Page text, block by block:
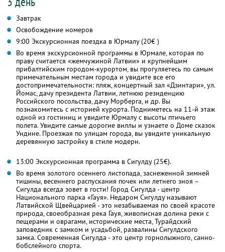
Завтрак
Освобождение номеров
9:00 Экскурсионная поездка в Юрмалу (20€ )
Во время экскурсионной программы в Юрмале, которая по
праву считается «жемчужиной Латвии» и крупнейшим
прибалтийским городом-курортом, вы прогуляетесь по самым
примечательным местам города и увидите все его
достопримечательности: пляж, концертный зал «Дзинтари», ул.
Йомас, дачу президента Латвии, летнюю резиденцию
Российского посольства, дачу Морберга, и др. Вы
познакомитесь с историей курорта. Подниметесь на 11-й этаж
одной из гостиниц и увидите Юрмалу с высоты птичьего
полета. Увидите самые дорогие виллы и узнаете о Доме сказок
Ундине. Проезжая по улицам города, вы увидите уникальную
деревянную застройку в стиле модерн.
13:00 Экскурсионная программа в Сигулду (25€).
Во время золотого осеннего листопада, заснеженной зимней
тишины, весеннего распускания почек или летнего зноя –
Сигулда всегда зовет в гости! Город Сигулда - центр
Национального парка «Гауя». Недаром Сигулду называют
Латвийской Щвейцарией - это незабываемая по своей красоте
природа, своеобразная река Гауя, живописная долина реки с
пещерами и оврагами, исторические места, Турайдский
заповедник с замком и усадьбой, развалины Сигулдского
замка. Современная Сигулда - это центр горнолыжного, санно-
бобслейного спорта.